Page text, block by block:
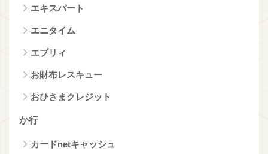
エキスパート
エニタイム
エブリィ
お財布レスキュー
おひさまクレジット
か行
カードnetキャッシュ